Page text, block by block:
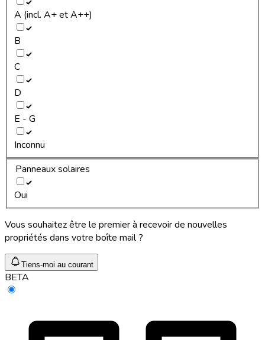
A (incl. A+ et A++)
B
C
D
E - G
Inconnu
Panneaux solaires
Oui
Vous souhaitez être le premier à recevoir de nouvelles
propriétés dans votre boîte mail ?
Tiens-moi au courant
BETA